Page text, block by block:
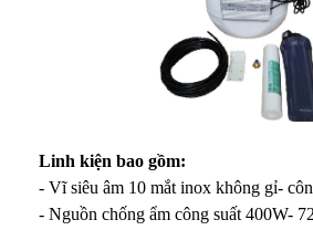
Linh kiện bao gồm:
- Vĩ siêu âm 10 mắt inox không gỉ-
- Nguồn chống ẩm công suất 400W-